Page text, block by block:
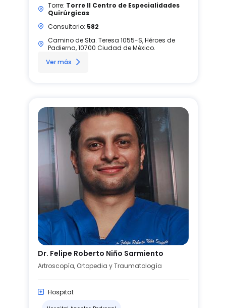
Torre: Torre II Centro de Especialidades
Quirúrgicas
Consultorio: 582
Camino de Sta. Teresa 1055-S, Héroes de
Padierna, 10700 Ciudad de México.
Ver más
Dr. Felipe Roberto Niño Sarmiento
Artroscopía, Ortopedia y Traumatología
Hospital: